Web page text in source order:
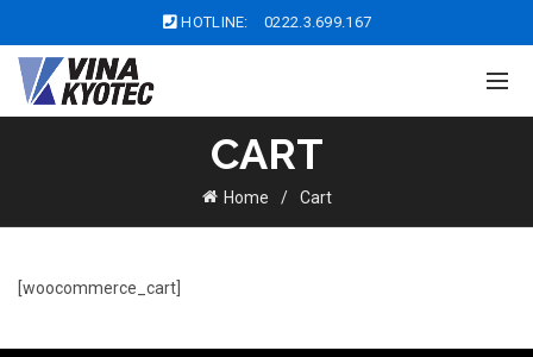
HOTLINE: 0222.3.699.167
CART
Home Cart
[woocommerce_cart]